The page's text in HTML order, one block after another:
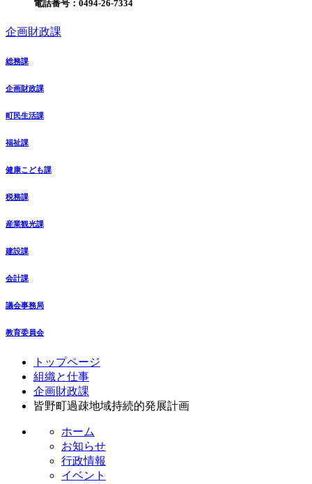
電話番号： 0494-26-7334
企画財政課
総務課
企画財政課
町民生活課
福祉課
健康こども課
税務課
産業観光課
建設課
会計課
議会事務局
教育委員会
トップページ
組織と仕事
企画財政課
皆野町過疎地域持続的発展計画
ホーム
お知らせ
行政情報
イベント